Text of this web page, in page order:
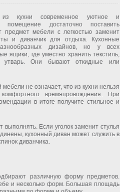
кухни современное уютное и
помещение достаточно поставить
предмет мебели с легкостью заменит
и диванчик для отдыха. Кухонные
дизайнов, но у всех
ящики, где уместно хранить текстиль,
утварь. Они бывают откидные или
мебели не означает, что из кухни нельзя
времяпровождения. При
в итоге получите стильное и
выполнять. Если уголок заменит стулья
кухонный диван может служить в
диванчика.
различную форму предметов.
и несколько форм. Большая площадь